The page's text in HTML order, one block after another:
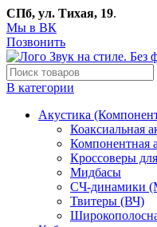
СПб, ул. Тихая, 19.
Мы в ВК
Позвонить
В категории
Акустика
Коаксиальная
Компонентная
Кроссоверы
Мидбасы
СЧ-динамики
Твитеры (ВЧ)